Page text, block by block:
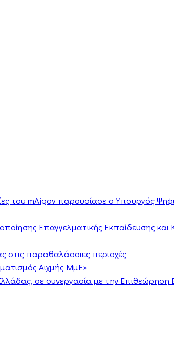
του mAigov παρουσίασε ο Υπουργός
Επαγγελματικής Εκπαίδευσης
στις παραθαλάσσιες περιοχές
Αιχμής ΜμΕ»
σε συνεργασία με την